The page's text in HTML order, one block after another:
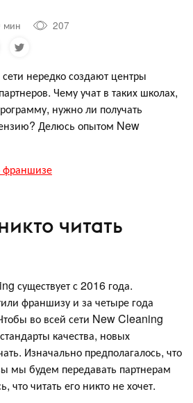
мин
207
нередко создают центры
Чему учат в таких школах,
нужно ли получать
Делюсь опытом New
франшизе
читать
существует с 2016 года.
франшизу и за четыре года
во всей сети New Cleaning
качества, новых
Изначально предполагалось, что
мы будем передавать партнерам
что читать его никто не хочет.